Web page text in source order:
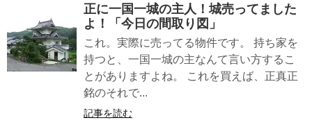
正に一国一城の主人！城売ってました
よ！「今日の間取り図」
これ。実際に売ってる物件です。 持ち家を
持つと、一国一城の主なんて言い方するこ
とがありますよね。 これを買えば、正真正
銘のそれで...
記事を読む